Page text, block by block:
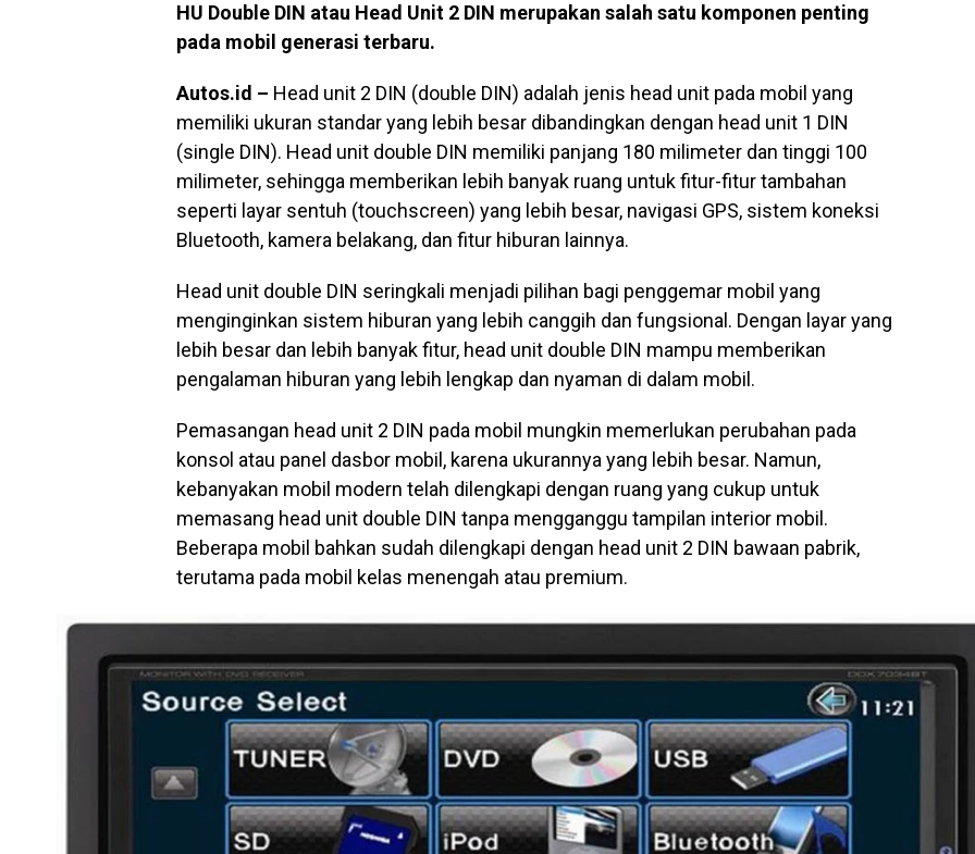
HU Double DIN atau Head Unit 2 DIN merupakan salah satu komponen penting
pada mobil generasi terbaru.
Autos.id – Head unit 2 DIN (double DIN) adalah jenis head unit pada mobil yang
memiliki ukuran standar yang lebih besar dibandingkan dengan head unit 1 DIN
(single DIN). Head unit double DIN memiliki panjang 180 milimeter dan tinggi 100
milimeter, sehingga memberikan lebih banyak ruang untuk fitur-fitur tambahan
seperti layar sentuh (touchscreen) yang lebih besar, navigasi GPS, sistem koneksi
Bluetooth, kamera belakang, dan fitur hiburan lainnya.
Head unit double DIN seringkali menjadi pilihan bagi penggemar mobil yang
menginginkan sistem hiburan yang lebih canggih dan fungsional. Dengan layar yang
lebih besar dan lebih banyak fitur, head unit double DIN mampu memberikan
pengalaman hiburan yang lebih lengkap dan nyaman di dalam mobil.
Pemasangan head unit 2 DIN pada mobil mungkin memerlukan perubahan pada
konsol atau panel dasbor mobil, karena ukurannya yang lebih besar. Namun,
kebanyakan mobil modern telah dilengkapi dengan ruang yang cukup untuk
memasang head unit double DIN tanpa mengganggu tampilan interior mobil.
Beberapa mobil bahkan sudah dilengkapi dengan head unit 2 DIN bawaan pabrik,
terutama pada mobil kelas menengah atau premium.